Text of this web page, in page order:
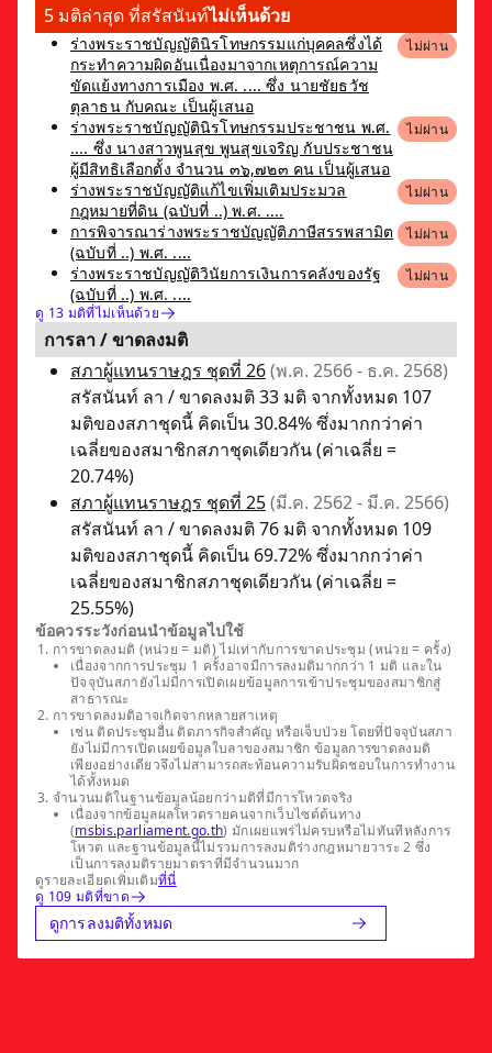
5 มติล่าสุด ที่สรัสนันท์ไม่เห็นด้วย
ร่างพระราชบัญญัตินิรโทษกรรมแก่บุคคลซึ่งได้
กระทำความผิดอันเนื่องมาจากเหตุการณ์ความ
ขัดแย้งทางการเมือง พ.ศ. .... ซึ่ง นายชัยธวัช
ตุลาธน กับคณะ เป็นผู้เสนอ
ไม่ผ่าน
ร่างพระราชบัญญัตินิรโทษกรรมประชาชน พ.ศ.
.... ซึ่ง นางสาวพูนสุข พูนสุขเจริญ กับประชาชน
ผู้มีสิทธิเลือกตั้ง จำนวน ๓๖,๗๒๓ คน เป็นผู้เสนอ
ไม่ผ่าน
ร่างพระราชบัญญัติแก้ไขเพิ่มเติมประมวล
กฎหมายที่ดิน (ฉบับที่ ..) พ.ศ. ....
ไม่ผ่าน
การพิจารณาร่างพระราชบัญญัติภาษีสรรพสามิต
(ฉบับที่ ..) พ.ศ. ....
ไม่ผ่าน
ร่างพระราชบัญญัติวินัยการเงินการคลังของรัฐ
(ฉบับที่ ..) พ.ศ. ....
ไม่ผ่าน
ดู 13 มติที่ไม่เห็นด้วย
การลา / ขาดลงมติ
สภาผู้แทนราษฎร ชุดที่ 26(พ.ค. 2566 - ธ.ค. 2568)
สรัสนันท์ ลา / ขาดลงมติ 33 มติ จากทั้งหมด 107
มติของสภาชุดนี้ คิดเป็น 30.84% ซึ่งมากกว่าค่า
เฉลี่ยของสมาชิกสภาชุดเดียวกัน (ค่าเฉลี่ย =
20.74%)
สภาผู้แทนราษฎร ชุดที่ 25(มี.ค. 2562 - มี.ค. 2566)
สรัสนันท์ ลา / ขาดลงมติ 76 มติ จากทั้งหมด 109
มติของสภาชุดนี้ คิดเป็น 69.72% ซึ่งมากกว่าค่า
เฉลี่ยของสมาชิกสภาชุดเดียวกัน (ค่าเฉลี่ย =
25.55%)
ข้อควรระวังก่อนนำข้อมูลไปใช้
การขาดลงมติ (หน่วย = มติ) ไม่เท่ากับการขาดประชุม (หน่วย = ครั้ง)
เนื่องจากการประชุม 1 ครั้งอาจมีการลงมติมากกว่า 1 มติ และใน
ปัจจุบันสภายังไม่มีการเปิดเผยข้อมูลการเข้าประชุมของสมาชิกสู่
สาธารณะ
การขาดลงมติอาจเกิดจากหลายสาเหตุ
เช่น ติดประชุมอื่น ติดภารกิจสำคัญ หรือเจ็บป่วย โดยที่ปัจจุบันสภา
ยังไม่มีการเปิดเผยข้อมูลใบลาของสมาชิก ข้อมูลการขาดลงมติ
เพียงอย่างเดียวจึงไม่สามารถสะท้อนความรับผิดชอบในการทำงาน
ได้ทั้งหมด
จำนวนมติในฐานข้อมูลน้อยกว่ามติที่มีการโหวตจริง
เนื่องจากข้อมูลผลโหวตรายคนจากเว็บไซต์ต้นทาง
(msbis.parliament.go.th) มักเผยแพร่ไม่ครบหรือไม่ทันทีหลังการ
โหวต และฐานข้อมูลนี้ไม่รวมการลงมติร่างกฎหมายวาระ 2 ซึ่ง
เป็นการลงมติรายมาตราที่มีจำนวนมาก
ดูรายละเอียดเพิ่มเติมที่นี่
ดู 109 มติที่ขาด
ดูการลงมติทั้งหมด